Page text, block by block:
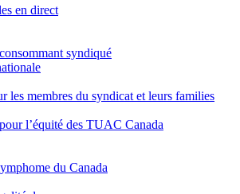
en direct
syndiqué
les membres du syndicat et leurs families
l’équité des TUAC Canada
du Canada